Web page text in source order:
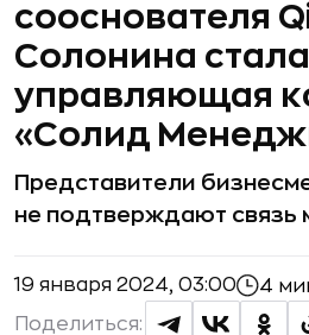
сооснователя
Солонина стала
управляющая
«Солид
Представители
не подтверждают связь
19 января 2024, 03:00 4
Поделиться: